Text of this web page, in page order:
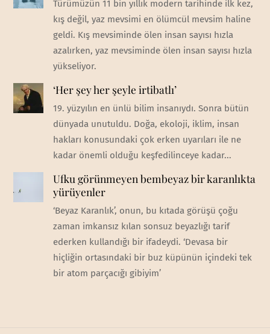
Türümüzün 11 bin yıllık modern tarihinde ilk kez,
kış değil, yaz mevsimi en ölümcül mevsim haline
geldi. Kış mevsiminde ölen insan sayısı hızla
azalırken, yaz mevsiminde ölen insan sayısı hızla
yükseliyor.
‘Her şey her şeyle irtibatlı’
19. yüzyılın en ünlü bilim insanıydı. Sonra bütün
dünyada unutuldu. Doğa, ekoloji, iklim, insan
hakları konusundaki çok erken uyarıları ile ne
kadar önemli olduğu keşfedilinceye kadar...
Ufku görünmeyen bembeyaz bir karanlıkta
yürüyenler
‘Beyaz Karanlık’, onun, bu kıtada görüşü çoğu
zaman imkansız kılan sonsuz beyazlığı tarif
ederken kullandığı bir ifadeydi. ‘Devasa bir
hiçliğin ortasındaki bir buz küpünün içindeki tek
bir atom parçacığı gibiyim’